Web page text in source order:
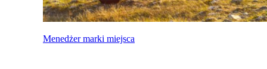
Menedżer marki miejsca